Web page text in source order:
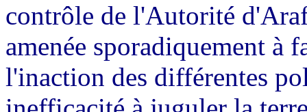
contrôle de l'Autorité
amenée sporadiquement à
l'inaction des différentes